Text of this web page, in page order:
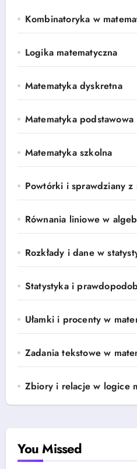
Kombinatoryka w
Logika matematyczna
Matematyka dyskretna
Matematyka podstawowa
Matematyka szkolna
Powtórki i sprawdziany z
Równania liniowe w
Rozkłady i dane w
Statystyka i
Ułamki i procenty w
Zadania tekstowe w
Zbiory i relacje w logice
You Missed